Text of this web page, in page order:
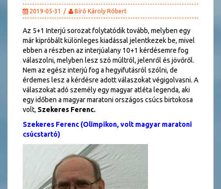
2019-05-31 Bíró Károly Róbert
Az 5+1 Interjú sorozat folytatódik tovább, melyben egy
már kipróbált különleges kiadással jelentkezek be, mivel
ebben a részben az interjúalany 10+1 kérdésemre fog
válaszolni, melyben lesz szó múltról, jelenről és jövőről.
Nem az egész interjú fog a hegyifutásról szólni, de
érdemes lesz a kérdésre adott válaszokat végigolvasni. A
válaszokat adó személy egy magyar atléta legenda, aki
egy időben a magyar maratoni országos csúcs birtokosa
volt, Szekeres Ferenc.
Szekeres Ferenc (Olimpikon, volt magyar maratoni
csúcstartó)